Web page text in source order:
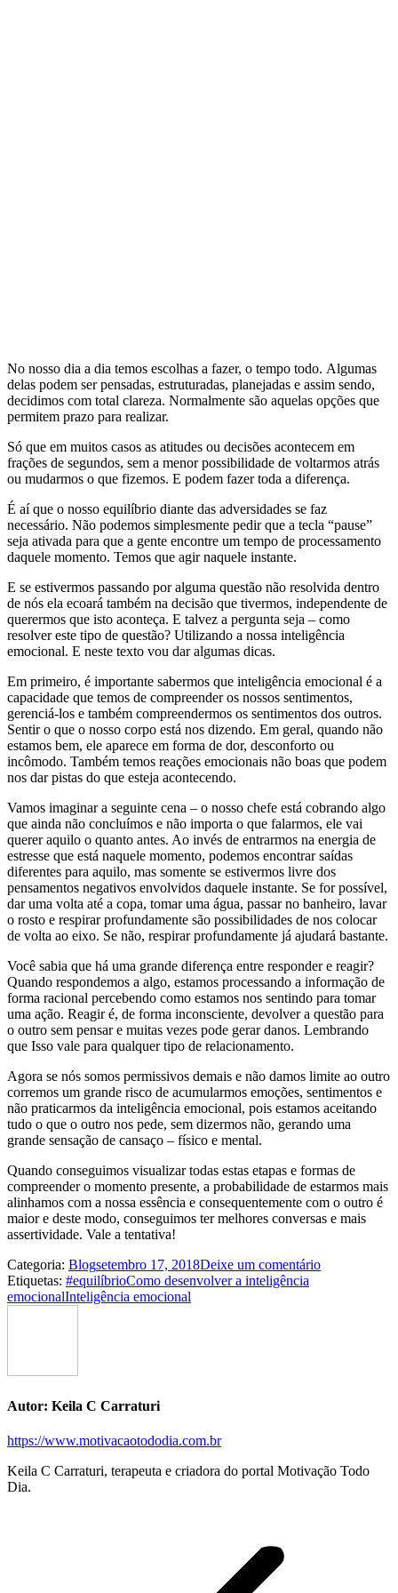
No nosso dia a dia temos escolhas a fazer, o tempo todo. Algumas
delas podem ser pensadas, estruturadas, planejadas e assim sendo,
decidimos com total clareza. Normalmente são aquelas opções que
permitem prazo para realizar.
Só que em muitos casos as atitudes ou decisões acontecem em
frações de segundos, sem a menor possibilidade de voltarmos atrás
ou mudarmos o que fizemos. E podem fazer toda a diferença.
É aí que o nosso equilíbrio diante das adversidades se faz
necessário. Não podemos simplesmente pedir que a tecla “pause”
seja ativada para que a gente encontre um tempo de processamento
daquele momento. Temos que agir naquele instante.
E se estivermos passando por alguma questão não resolvida dentro
de nós ela ecoará também na decisão que tivermos, independente de
querermos que isto aconteça. E talvez a pergunta seja – como
resolver este tipo de questão? Utilizando a nossa inteligência
emocional. E neste texto vou dar algumas dicas.
Em primeiro, é importante sabermos que inteligência emocional é a
capacidade que temos de compreender os nossos sentimentos,
gerenciá-los e também compreendermos os sentimentos dos outros.
Sentir o que o nosso corpo está nos dizendo. Em geral, quando não
estamos bem, ele aparece em forma de dor, desconforto ou
incômodo. Também temos reações emocionais não boas que podem
nos dar pistas do que esteja acontecendo.
Vamos imaginar a seguinte cena – o nosso chefe está cobrando algo
que ainda não concluímos e não importa o que falarmos, ele vai
querer aquilo o quanto antes. Ao invés de entrarmos na energia de
estresse que está naquele momento, podemos encontrar saídas
diferentes para aquilo, mas somente se estivermos livre dos
pensamentos negativos envolvidos daquele instante. Se for possível,
dar uma volta até a copa, tomar uma água, passar no banheiro, lavar
o rosto e respirar profundamente são possibilidades de nos colocar
de volta ao eixo. Se não, respirar profundamente já ajudará bastante.
Você sabia que há uma grande diferença entre responder e reagir?
Quando respondemos a algo, estamos processando a informação de
forma racional percebendo como estamos nos sentindo para tomar
uma ação. Reagir é, de forma inconsciente, devolver a questão para
o outro sem pensar e muitas vezes pode gerar danos. Lembrando
que Isso vale para qualquer tipo de relacionamento.
Agora se nós somos permissivos demais e não damos limite ao outro
corremos um grande risco de acumularmos emoções, sentimentos e
não praticarmos da inteligência emocional, pois estamos aceitando
tudo o que o outro nos pede, sem dizermos não, gerando uma
grande sensação de cansaço – físico e mental.
Quando conseguimos visualizar todas estas etapas e formas de
compreender o momento presente, a probabilidade de estarmos mais
alinhamos com a nossa essência e consequentemente com o outro é
maior e deste modo, conseguimos ter melhores conversas e mais
assertividade. Vale a tentativa!
Categoria: Blogsetembro 17, 2018Deixe um comentário
Etiquetas: #equilíbrioComo desenvolver a inteligência
emocionalInteligência emocional
Autor: Keila C Carraturi
https://www.motivacaotododia.com.br
Keila C Carraturi, terapeuta e criadora do portal Motivação Todo
Dia.